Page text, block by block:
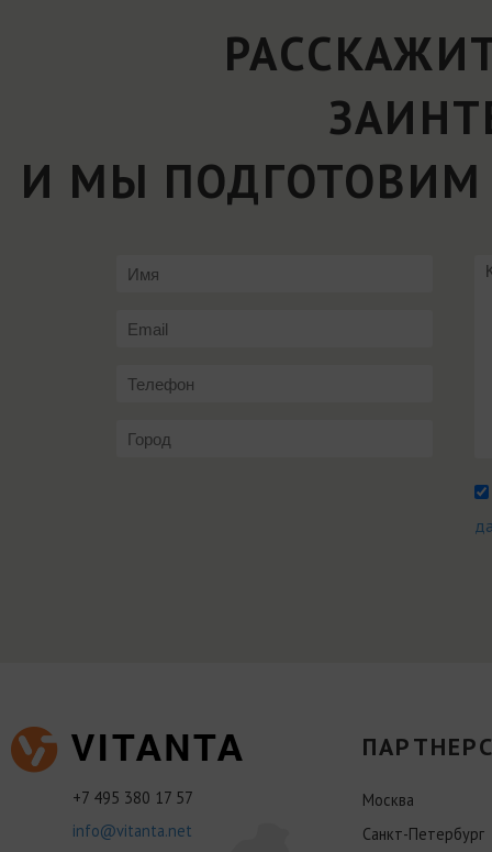
И МЫ ПОДГОТОВИМ
+7 495 380 17 57
info@vitanta.net
Москва
Санкт-Петербург